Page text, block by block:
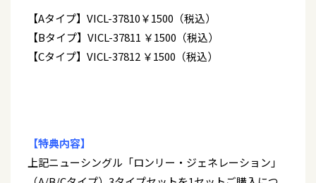
【Aタイプ】VICL-37810￥1500（税込）
【Bタイプ】VICL-37811 ￥1500（税込）
【Cタイプ】VICL-37812 ￥1500（税込）
【特典内容】
上記ニューシングル「ロンリー・ジェネレーション」